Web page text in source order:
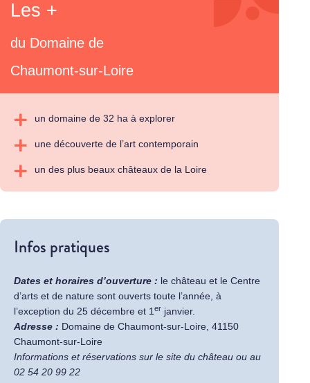
Les +
du Domaine de
Chaumont-sur-Loire
un domaine de 32 ha à explorer
une découverte de l’art contemporain
un des plus beaux châteaux de la Loire
Infos pratiques
Dates et horaires d’ouverture : le château et le Centre
d’arts et de nature sont ouverts toute l’année, à
l’exception du 25 décembre et 1er janvier.
Adresse : Domaine de Chaumont-sur-Loire, 41150
Chaumont-sur-Loire
Informations et réservations sur le site du château ou au
02 54 20 99 22